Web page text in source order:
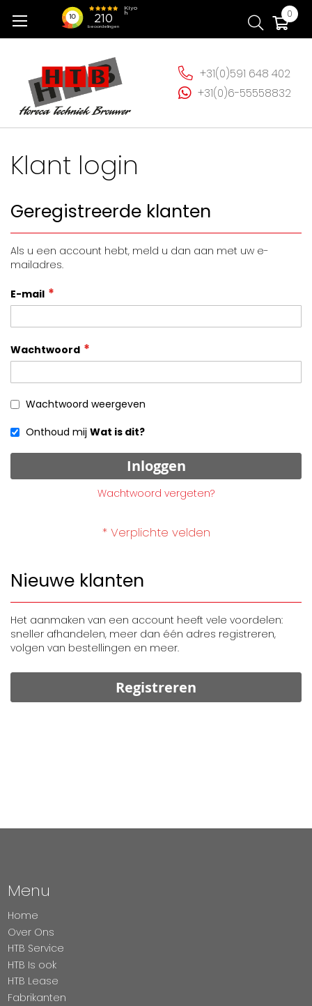
naar
0
+31(0)591 648 402
+31(0)6-55558832
Klant login
Geregistreerde klanten
Als u een account hebt, meld u dan aan met uw e-
mailadres.
E-mail
Wachtwoord
Wachtwoord weergeven
Onthoud mij Wat is dit?
Inloggen
Wachtwoord vergeten?
Nieuwe klanten
Het aanmaken van een account heeft vele voordelen:
sneller afhandelen, meer dan één adres registreren,
volgen van bestellingen en meer.
Registreren
Menu
Home
Over Ons
HTB Service
HTB Is ook
HTB Lease
Fabrikanten